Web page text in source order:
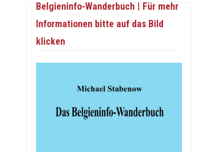
Belgieninfo-Wanderbuch | Für mehr
Informationen bitte auf das Bild
klicken